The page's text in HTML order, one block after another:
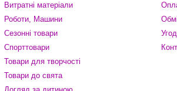
Витратні матеріали
Роботи, Машини
Сезонні товари
Спорттовари
Товари для творчості
Товари до свята